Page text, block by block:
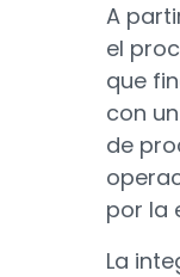
A
el
que
con
de
por la
La